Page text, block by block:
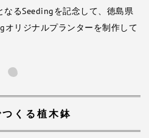
るSeedingを記念して、徳島県
オリジナルプランターを制作して
くる植木鉢